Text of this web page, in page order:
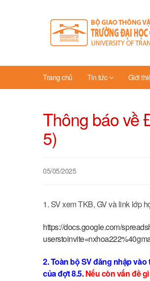
Trang chủ Tin tức Giới
Thông báo về
5)
05/05/2025
1. SV xem TKB, GV và link lớp
https://docs.google.com/
2. Toàn bộ SV đăng nhập
của đợt 8.5.Nếu còn vấn đề